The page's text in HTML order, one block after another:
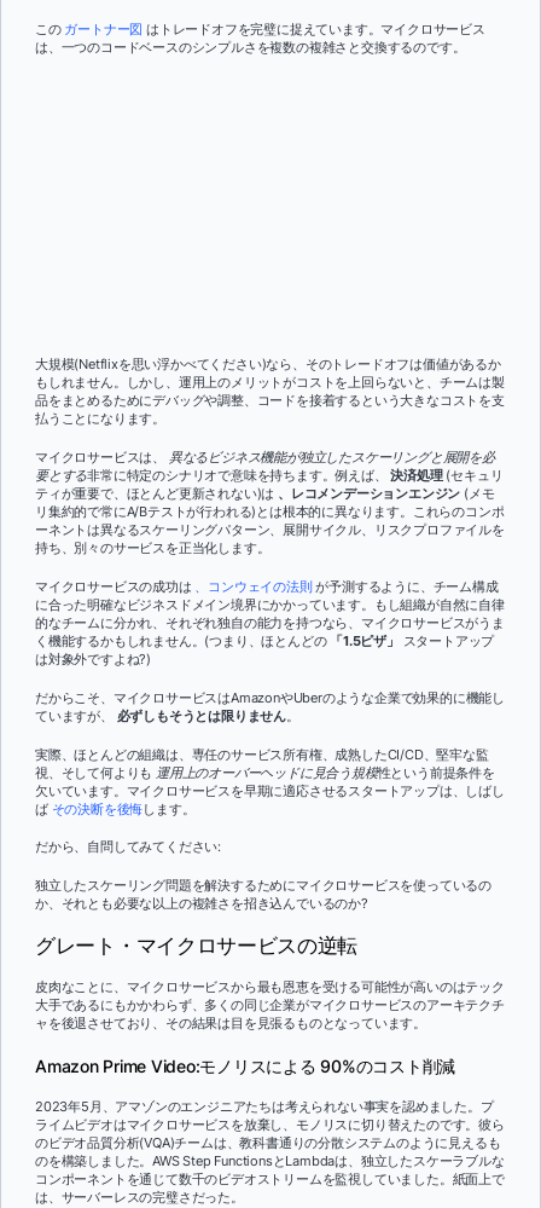
この ガートナー図 はトレードオフを完璧に捉えています。マイクロサービス
は、一つのコードベースのシンプルさを複数の複雑さと交換するのです。
大規模(Netflixを思い浮かべてください)なら、そのトレードオフは価値があるか
もしれません。しかし、運用上のメリットがコストを上回らないと、チームは製
品をまとめるためにデバッグや調整、コードを接着するという大きなコストを支
払うことになります。
マイクロサービスは、 異なるビジネス機能が独立したスケーリングと展開を必
要とする非常に特定のシナリオで意味を持ちます。例えば、決済処理(セキュリ
ティが重要で、ほとんど更新されない)は 、レコメンデーションエンジン (メモ
リ集約的で常にA/Bテストが行われる)とは根本的に異なります。これらのコンポ
ーネントは異なるスケーリングパターン、展開サイクル、リスクプロファイルを
持ち、別々のサービスを正当化します。
マイクロサービスの成功は 、コンウェイの法則 が予測するように、チーム構成
に合った明確なビジネスドメイン境界にかかっています。もし組織が自然に自律
的なチームに分かれ、それぞれ独自の能力を持つなら、マイクロサービスがうま
く機能するかもしれません。(つまり、ほとんどの 「1.5ピザ」
スタートアップ
は対象外ですよね?)
だからこそ、マイクロサービスはAmazonやUberのような企業で効果的に機能し
ていますが、 必ずしもそうとは限りません。
実際、ほとんどの組織は、専任のサービス所有権、成熟したCI/CD、堅牢な監
視、そして何よりも 運用上のオーバーヘッドに見合う規模性という前提条件を
欠いています。マイクロサービスを早期に適応させるスタートアップは、しばし
ば その決断を後悔します。
だから、自問してみてください:
独立したスケーリング問題を解決するためにマイクロサービスを使っているの
か、それとも必要な以上の複雑さを招き込んでいるのか?
グレート・マイクロサービスの逆転
皮肉なことに、マイクロサービスから最も恩恵を受ける可能性が高いのはテック
大手であるにもかかわらず、多くの同じ企業がマイクロサービスのアーキテクチ
ャを後退させており、その結果は目を見張るものとなっています。
Amazon Prime Video:モノリスによる 90%のコスト削減
2023年5月、アマゾンのエンジニアたちは考えられない事実を認めました。プ
ライムビデオはマイクロサービスを放棄し、モノリスに切り替えたのです。彼ら
のビデオ品質分析(VQA)チームは、教科書通りの分散システムのように見えるも
のを構築しました。AWS Step FunctionsとLambdaは、独立したスケーラブルな
コンポーネントを通じて数千のビデオストリームを監視していました。紙面上で
は、サーバーレスの完璧さだった。